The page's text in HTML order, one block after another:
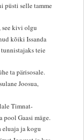
püsti selle tamme
see kivi olgu
kõiki Issanda
teie
ta pärisosale.
Joosua,
Timnat-
pool Gaasi mäge.
eluaja ja kogu